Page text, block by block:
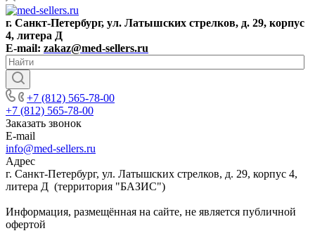
г. Санкт-Петербург, ул. Латышских стрелков, д. 29, корпус
4, литера Д
E-mail: zakaz@med-sellers.ru
+7 (812) 565-78-00
+7 (812) 565-78-00
Заказать звонок
E-mail
info@med-sellers.ru
Адрес
г. Санкт-Петербург, ул. Латышских стрелков, д. 29, корпус 4,
литера Д (территория "БАЗИС")
Информация, размещённая на сайте, не является публичной
офертой